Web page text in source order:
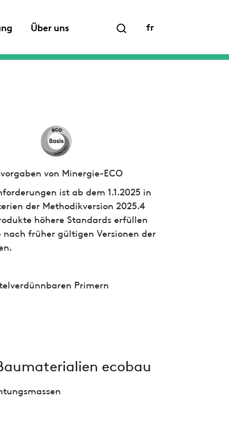
Über uns fr
von Minergie-ECO
ist ab dem 1.1.2025 in
der Methodikversion 2025.4
höhere Standards erfüllen
nach früher gültigen Versionen der
Primern
ecobau